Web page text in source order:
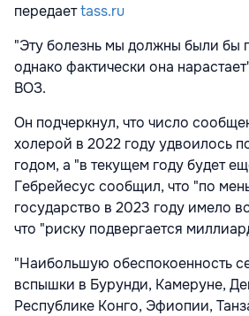
передаетtass.ru
"Эту болезнь мы должны были бы
однако фактически она
ВОЗ.
Он подчеркнул, что число
холерой в 2022 году удвоилось
годом, а "в текущем году будет
Гебрейесус сообщил, что "по
государство в 2023 году имело
что "риску подвергается
"Наибольшую обеспокоенность
вспышки в Бурунди, Камеруне,
Республике Конго, Эфиопии,